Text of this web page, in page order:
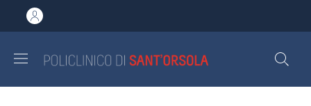
al contenuto principale
to footer content